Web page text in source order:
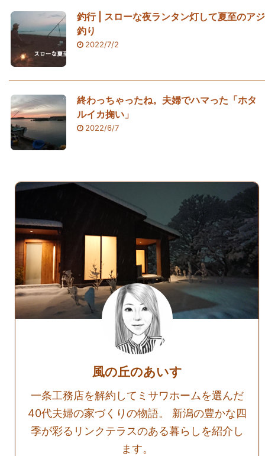
釣行 | スローな夜ランタン灯して夏至のアジ
釣り
2022/7/2
終わっちゃったね。夫婦でハマった「ホタ
ルイカ掬い」
2022/6/7
風の丘のあいす
一条工務店を解約してミサワホームを選んだ
40代夫婦の家づくりの物語。 新潟の豊かな四
季が彩るリンクテラスのある暮らしを紹介し
ます。